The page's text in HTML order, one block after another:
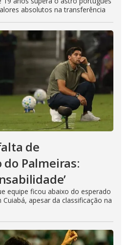
absolutos na transferência
de
Palmeiras:
equipe ficou abaixo do esperado
apesar da classificação na